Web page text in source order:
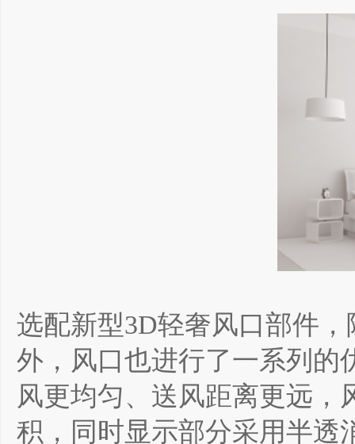
选配新型3D轻奢风口部件
外，风口也进行了一系列的
风更均匀、送风距离更远
积，同时显示部分采用半透